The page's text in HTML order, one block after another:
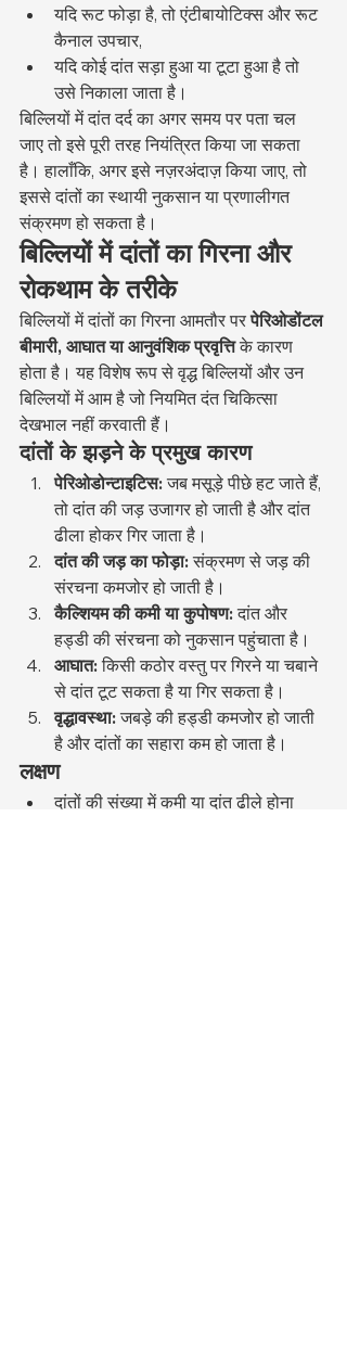
यदि रूट फोड़ा है, तो एंटीबायोटिक्स और रूट
कैनाल उपचार,
यदि कोई दांत सड़ा हुआ या टूटा हुआ है तो
उसे निकाला जाता है।
बिल्लियों में दांत दर्द का अगर समय पर पता चल
जाए तो इसे पूरी तरह नियंत्रित किया जा सकता
है। हालाँकि, अगर इसे नज़रअंदाज़ किया जाए, तो
इससे दांतों का स्थायी नुकसान या प्रणालीगत
संक्रमण हो सकता है।
बिल्लियों में दांतों का गिरना और
रोकथाम के तरीके
बिल्लियों में दांतों का गिरना आमतौर पर पेरिओडोंटल
बीमारी, आघात या आनुवंशिक प्रवृत्ति के कारण
होता है। यह विशेष रूप से वृद्ध बिल्लियों और उन
बिल्लियों में आम है जो नियमित दंत चिकित्सा
देखभाल नहीं करवाती हैं।
दांतों के झड़ने के प्रमुख कारण
पेरिओडोन्टाइटिस: जब मसूड़े पीछे हट जाते हैं,
तो दांत की जड़ उजागर हो जाती है और दांत
ढीला होकर गिर जाता है।
दांत की जड़ का फोड़ा: संक्रमण से जड़ की
संरचना कमजोर हो जाती है।
कैल्शियम की कमी या कुपोषण: दांत और
हड्डी की संरचना को नुकसान पहुंचाता है।
आघात: किसी कठोर वस्तु पर गिरने या चबाने
से दांत टूट सकता है या गिर सकता है।
वृद्धावस्था: जबड़े की हड्डी कमजोर हो जाती
है और दांतों का सहारा कम हो जाता है।
लक्षण
दांतों की संख्या में कमी या दांत ढीले होना